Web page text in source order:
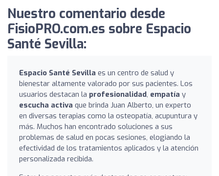
Nuestro comentario desde
FisioPRO.com.es sobre Espacio
Santé Sevilla:
Espacio Santé Sevilla es un centro de salud y
bienestar altamente valorado por sus pacientes. Los
usuarios destacan la profesionalidad, empatía y
escucha activa que brinda Juan Alberto, un experto
en diversas terapias como la osteopatía, acupuntura y
más. Muchos han encontrado soluciones a sus
problemas de salud en pocas sesiones, elogiando la
efectividad de los tratamientos aplicados y la atención
personalizada recibida.